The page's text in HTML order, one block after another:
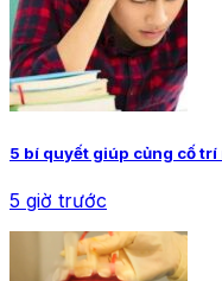
5 bí quyết giúp củng cố trí
5 giờ trước